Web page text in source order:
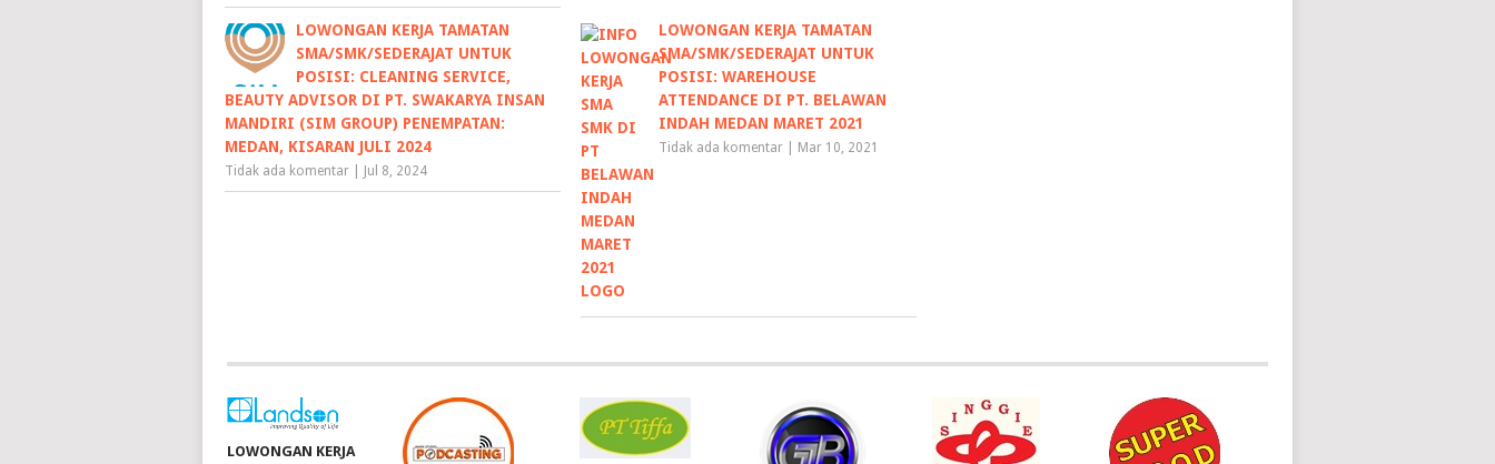
LOWONGAN KERJA TAMATAN
SMA/SMK/SEDERAJAT UNTUK
POSISI: CLEANING SERVICE,
BEAUTY ADVISOR DI PT. SWAKARYA INSAN
MANDIRI (SIM GROUP) PENEMPATAN:
MEDAN, KISARAN JULI 2024
Tidak ada komentar Jul 8, 2024
LOWONGAN KERJA TAMATAN
SMA/SMK/SEDERAJAT UNTUK
POSISI: WAREHOUSE
ATTENDANCE DI PT. BELAWAN
INDAH MEDAN MARET 2021
Tidak ada komentar Mar 10, 2021
LOWONGAN KERJA